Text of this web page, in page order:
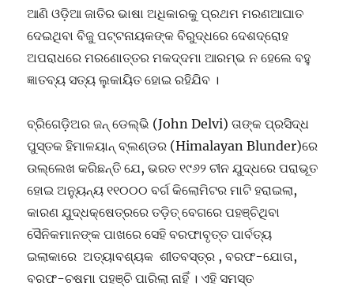
ଆଣି ଓଡ଼ିଆ ଜାତିର ଭାଷା ଅଧିକାରକୁ ପ୍ରଥମ ମରଣଆଘାତ
ଦେଇଥିବା ବିଜୁ ପଟ୍ଟନାୟକଙ୍କ ବିରୁଦ୍ଧରେ ଦେଶଦ୍ରୋହ
ଅପରାଧରେ ମରଣୋତ୍ତର ମକଦ୍ଦମା ଆରମ୍ଭ ନ ହେଲେ ବହୁ
ଜ୍ଞାତବ୍ୟ ସତ୍ୟ ଲୁକାୟିତ ହୋଇ ରହିଯିବ ।
ବ୍ରିଗେଡ଼ିଅର ଜନ୍ ଡେଲ୍ଭି (John Delvi) ତାଙ୍କ ପ୍ରସିଦ୍ଧ
ପୁସ୍ତକ ହିମାଳୟାନ୍ ବ୍ଲଣ୍ଡର (Himalayan Blunder)ରେ
ଉଲ୍ଲେଖ କରିଛନ୍ତି ଯେ, ଭରତ ୧୯୬୨ ଚୀନ ଯୁଦ୍ଧରେ ପରାଭୂତ
ହୋଇ ଅନ୍ୟୁନ୍ୟ ୧୧୦୦୦ ବର୍ଗ କିଲୋମିଟର ମାଟି ହରାଇଲା,
କାରଣ ଯୁଦ୍ଧକ୍ଷେତ୍ରରେ ତଡ଼ିତ୍ ବେଗରେ ପହଞ୍ଚିଥିବା
ସୈନିକମାନଙ୍କ ପାଖରେ ସେହି ବରଫାବୃତ୍ତ ପାର୍ବତ୍ୟ
ଇଲାକାରେ ଅତ୍ୟାବଶ୍ୟକ ଶୀତବସ୍ତ୍ର , ବରଫ-ଯୋତା,
ବରଫ-ଚଷମା ପହଞ୍ଚି ପାରିଲା ନାହିଁ । ଏହି ସମସ୍ତ